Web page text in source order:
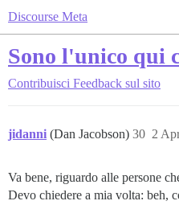
Discourse Meta
Sono l'unico qui
Contribuisci Feedback sul sito
jidanni (Dan Jacobson) 2
30
Va bene, riguardo alle persone
Devo chiedere a mia volta: beh,